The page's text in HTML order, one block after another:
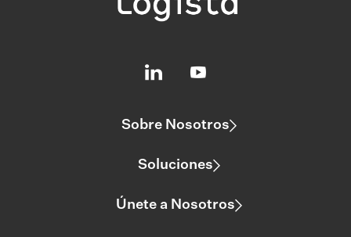
Sobre Nosotros
Soluciones
Únete a Nosotros